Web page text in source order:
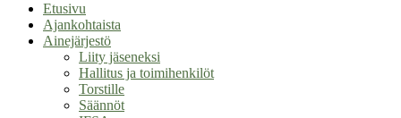
Etusivu
Ajankohtaista
Ainejärjestö
Liity jäseneksi
Hallitus ja toimihenkilöt
Torstille
Säännöt